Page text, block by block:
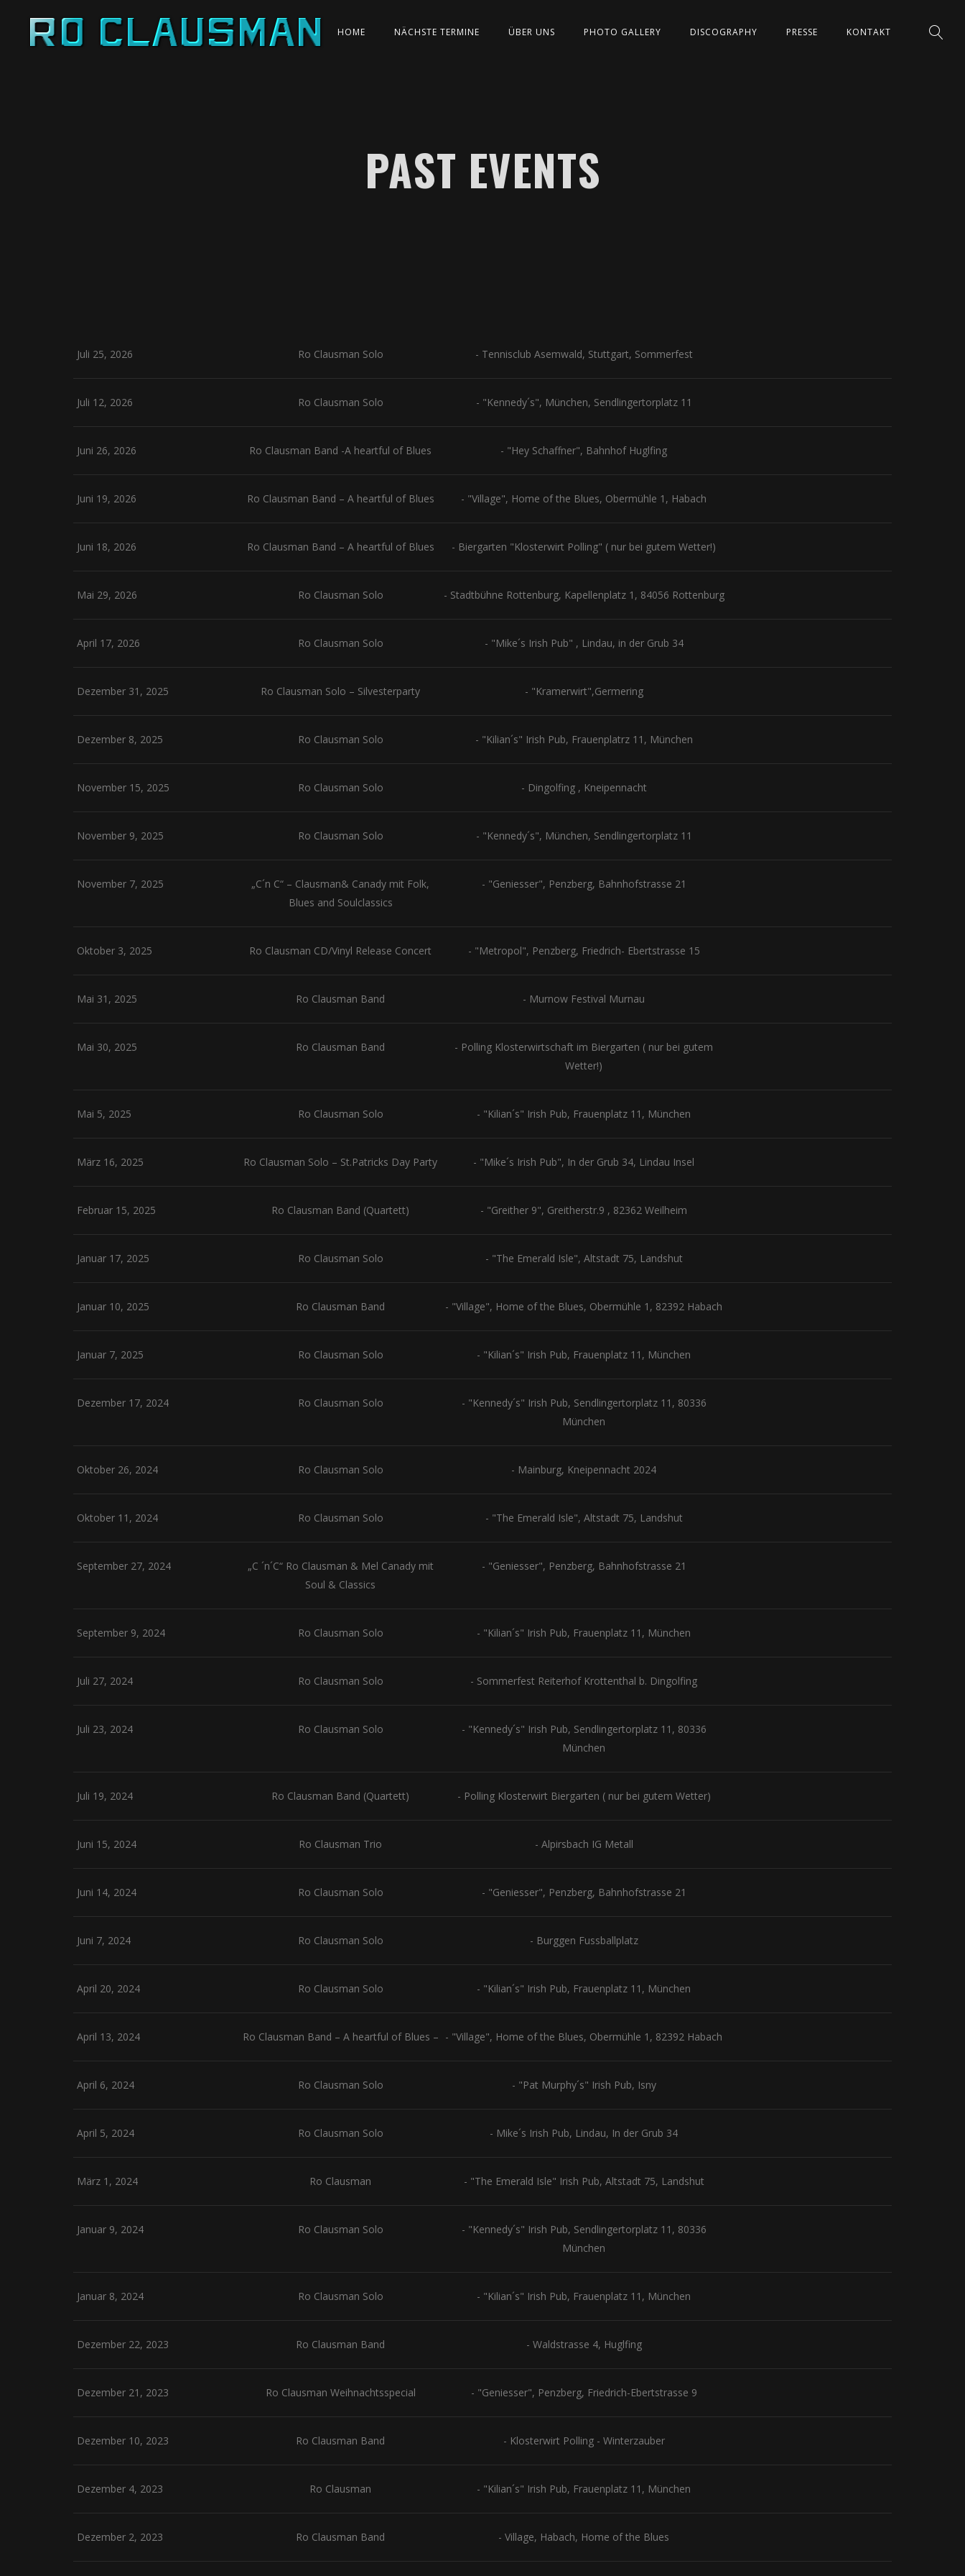
HOME NÄCHSTE TERMINE ÜBER UNS PHOTO GALLERY DISCOGRAPHY PRESSE KONTAKT
PAST EVENTS
Juli 25, 2026 Ro Clausman Solo - Tennisclub Asemwald, Stuttgart, Sommerfest
Juli 12, 2026 Ro Clausman Solo - "Kennedy´s", München, Sendlingertorplatz 11
Juni 26, 2026 Ro Clausman Band -A heartful of Blues - "Hey Schaffner", Bahnhof Huglfing
Juni 19, 2026 Ro Clausman Band – A heartful of Blues - "Village", Home of the Blues, Obermühle 1, Habach
Juni 18, 2026 Ro Clausman Band – A heartful of Blues - Biergarten "Klosterwirt Polling" ( nur bei gutem Wetter!)
Mai 29, 2026 Ro Clausman Solo - Stadtbühne Rottenburg, Kapellenplatz 1, 84056 Rottenburg
April 17, 2026 Ro Clausman Solo - "Mike´s Irish Pub" , Lindau, in der Grub 34
Dezember 31, 2025 Ro Clausman Solo – Silvesterparty - "Kramerwirt",Germering
Dezember 8, 2025 Ro Clausman Solo - "Kilian´s" Irish Pub, Frauenplatrz 11, München
November 15, 2025 Ro Clausman Solo - Dingolfing , Kneipennacht
November 9, 2025 Ro Clausman Solo - "Kennedy´s", München, Sendlingertorplatz 11
November 7, 2025
„C´n C“ – Clausman& Canady mit Folk,
Blues and Soulclassics
- "Geniesser", Penzberg, Bahnhofstrasse 21
Oktober 3, 2025 Ro Clausman CD/Vinyl Release Concert - "Metropol", Penzberg, Friedrich- Ebertstrasse 15
Mai 31, 2025 Ro Clausman Band - Murnow Festival Murnau
Mai 30, 2025 Ro Clausman Band
- Polling Klosterwirtschaft im Biergarten ( nur bei gutem
Wetter!)
Mai 5, 2025 Ro Clausman Solo - "Kilian´s" Irish Pub, Frauenplatz 11, München
März 16, 2025 Ro Clausman Solo – St.Patricks Day Party - "Mike´s Irish Pub", In der Grub 34, Lindau Insel
Februar 15, 2025 Ro Clausman Band (Quartett) - "Greither 9", Greitherstr.9 , 82362 Weilheim
Januar 17, 2025 Ro Clausman Solo - "The Emerald Isle", Altstadt 75, Landshut
Januar 10, 2025 Ro Clausman Band - "Village", Home of the Blues, Obermühle 1, 82392 Habach
Januar 7, 2025 Ro Clausman Solo - "Kilian´s" Irish Pub, Frauenplatz 11, München
Dezember 17, 2024 Ro Clausman Solo
- "Kennedy´s" Irish Pub, Sendlingertorplatz 11, 80336
München
Oktober 26, 2024 Ro Clausman Solo - Mainburg, Kneipennacht 2024
Oktober 11, 2024 Ro Clausman Solo - "The Emerald Isle", Altstadt 75, Landshut
September 27, 2024
„C ´n´C“ Ro Clausman & Mel Canady mit
Soul & Classics
- "Geniesser", Penzberg, Bahnhofstrasse 21
September 9, 2024 Ro Clausman Solo - "Kilian´s" Irish Pub, Frauenplatz 11, München
Juli 27, 2024 Ro Clausman Solo - Sommerfest Reiterhof Krottenthal b. Dingolfing
Juli 23, 2024 Ro Clausman Solo
- "Kennedy´s" Irish Pub, Sendlingertorplatz 11, 80336
München
Juli 19, 2024 Ro Clausman Band (Quartett) - Polling Klosterwirt Biergarten ( nur bei gutem Wetter)
Juni 15, 2024 Ro Clausman Trio - Alpirsbach IG Metall
Juni 14, 2024 Ro Clausman Solo - "Geniesser", Penzberg, Bahnhofstrasse 21
Juni 7, 2024 Ro Clausman Solo - Burggen Fussballplatz
April 20, 2024 Ro Clausman Solo - "Kilian´s" Irish Pub, Frauenplatz 11, München
April 13, 2024 Ro Clausman Band – A heartful of Blues – - "Village", Home of the Blues, Obermühle 1, 82392 Habach
April 6, 2024 Ro Clausman Solo - "Pat Murphy´s" Irish Pub, Isny
April 5, 2024 Ro Clausman Solo - Mike´s Irish Pub, Lindau, In der Grub 34
März 1, 2024 Ro Clausman - "The Emerald Isle" Irish Pub, Altstadt 75, Landshut
Januar 9, 2024 Ro Clausman Solo
- "Kennedy´s" Irish Pub, Sendlingertorplatz 11, 80336
München
Januar 8, 2024 Ro Clausman Solo - "Kilian´s" Irish Pub, Frauenplatz 11, München
Dezember 22, 2023 Ro Clausman Band - Waldstrasse 4, Huglfing
Dezember 21, 2023 Ro Clausman Weihnachtsspecial - "Geniesser", Penzberg, Friedrich-Ebertstrasse 9
Dezember 10, 2023 Ro Clausman Band - Klosterwirt Polling - Winterzauber
Dezember 4, 2023 Ro Clausman - "Kilian´s" Irish Pub, Frauenplatz 11, München
Dezember 2, 2023 Ro Clausman Band - Village, Habach, Home of the Blues